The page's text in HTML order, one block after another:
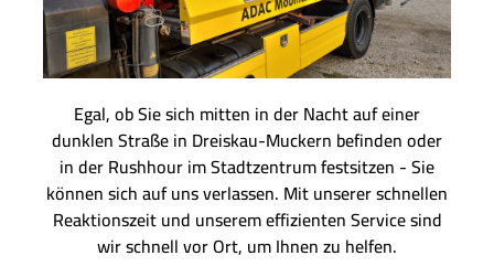
Egal, ob Sie sich mitten in der Nacht auf einer
dunklen Straße in Dreiskau-Muckern befinden oder
in der Rushhour im Stadtzentrum festsitzen - Sie
können sich auf uns verlassen. Mit unserer schnellen
Reaktionszeit und unserem effizienten Service sind
wir schnell vor Ort, um Ihnen zu helfen.